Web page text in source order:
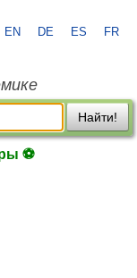
EN DE ES FR
Найти!
⚽